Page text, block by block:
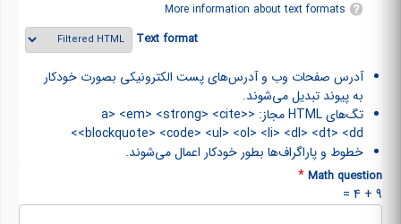
More information about text formats
Text format
آدرس صفحات وب و آدرس‌های پست الکترونیکی بصورت خودکار
به پیوند تبدیل می‌شوند.
تگ‌های HTML مجاز: <a> <em> <strong> <cite>
<blockquote> <code> <ul> <ol> <li> <dl> <dt> <dd>
خطوط و پاراگراف‌ها بطور خودکار اعمال می‌شوند.
Math question
*
9 + 4 =